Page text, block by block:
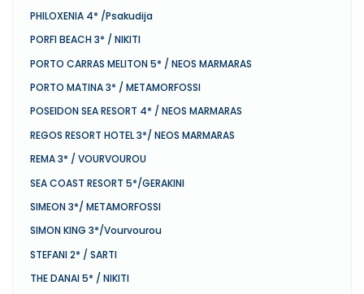
PHILOXENIA 4* /Psakudija
PORFI BEACH 3* / NIKITI
PORTO CARRAS MELITON 5* / NEOS MARMARAS
PORTO MATINA 3* / METAMORFOSSI
POSEIDON SEA RESORT 4* / NEOS MARMARAS
REGOS RESORT HOTEL 3*/ NEOS MARMARAS
REMA 3* / VOURVOUROU
SEA COAST RESORT 5*/GERAKINI
SIMEON 3*/ METAMORFOSSI
SIMON KING 3*/Vourvourou
STEFANI 2* / SARTI
THE DANAI 5* / NIKITI